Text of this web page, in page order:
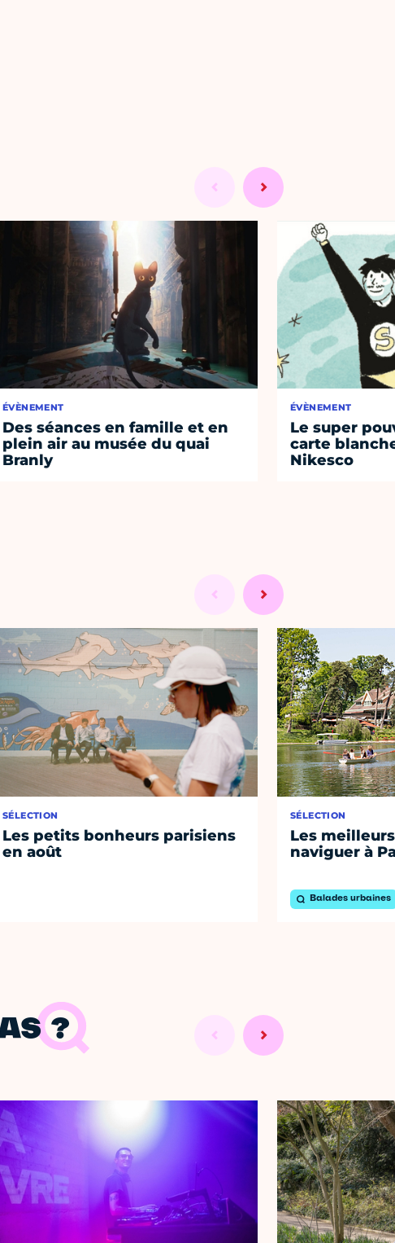
ÉVÈNEMENT
Des séances en famille et en
plein air au musée du quai
Branly
ÉVÈNEMENT
Le super
carte
Nikesco
SÉLECTION
Les petits bonheurs parisiens
en août
SÉLECTION
Les
naviguer à
Balades urbaines
?